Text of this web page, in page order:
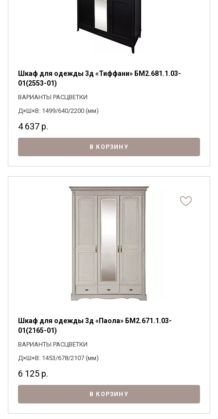
Шкаф для одежды 3д «Тиффани» БМ2.681.1.03-
01(2553-01)
ВАРИАНТЫ РАСЦВЕТКИ
Д×Ш×В: 1499/640/2200 (мм)
4 637 р.
В КОРЗИНУ
Шкаф для одежды 3д «Паола» БМ2.671.1.03-
01(2165-01)
ВАРИАНТЫ РАСЦВЕТКИ
Д×Ш×В: 1453/678/2107 (мм)
6 125 р.
В КОРЗИНУ